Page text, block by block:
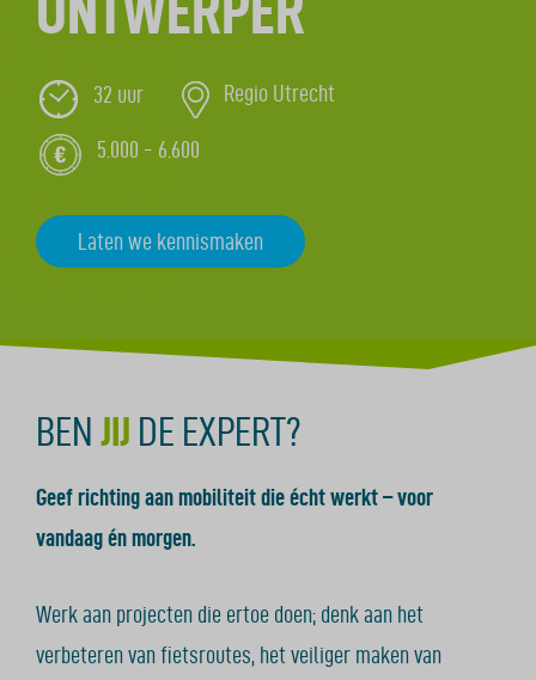
32 uur Regio Utrecht
5.000 - 6.600
Laten we kennismaken
BEN JIJ DE EXPERT?
Geef richting aan mobiliteit die écht werkt – voor
vandaag én morgen.
Werk aan projecten die ertoe doen; denk aan het
verbeteren van fietsroutes, het veiliger maken van